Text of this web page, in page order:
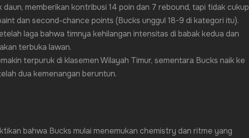
memberikan kontribusi 14 poin dan 7 rebound, tapi tidak cukup
dan second-chance points (Bucks unggul 18-9 di kategori itu).
laga bahwa timnya kehilangan intensitas di babak kedua dan
terbuka lawan.
terpuruk di klasemen Wilayah Timur, sementara Bucks naik ke
dua kemenangan beruntun.
bahwa Bucks mulai menemukan chemistry dan ritme yang